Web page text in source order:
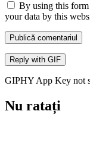
By using this
your data by this
Publică comentariul
Reply with GIF
GIPHY App Key not
Nu ratați